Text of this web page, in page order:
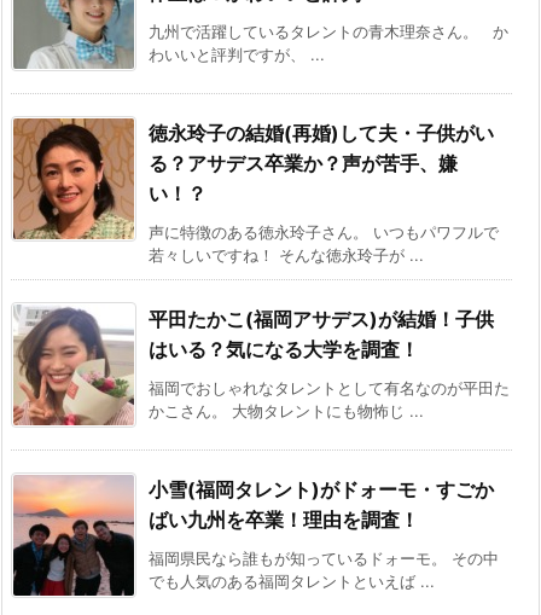
九州で活躍しているタレントの青木理奈さん。 か
わいいと評判ですが、 ...
徳永玲子の結婚(再婚)して夫・子供がい
る？アサデス卒業か？声が苦手、嫌
い！？
声に特徴のある徳永玲子さん。 いつもパワフルで
若々しいですね！ そんな徳永玲子が ...
平田たかこ(福岡アサデス)が結婚！子供
はいる？気になる大学を調査！
福岡でおしゃれなタレントとして有名なのが平田た
かこさん。 大物タレントにも物怖じ ...
小雪(福岡タレント)がドォーモ・すごか
ばい九州を卒業！理由を調査！
福岡県民なら誰もが知っているドォーモ。 その中
でも人気のある福岡タレントといえば ...